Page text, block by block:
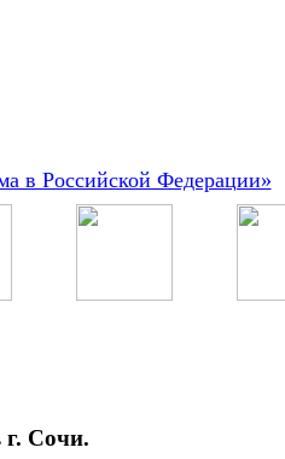
в Российской Федерации»
г. Сочи.